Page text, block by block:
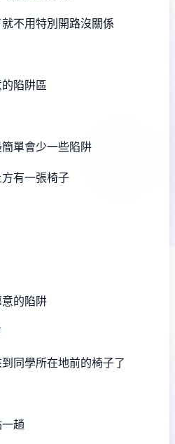
不用特別開路沒關係
陷阱區
單會少一些陷阱
有一張椅子
的陷阱
同學所在地前的椅子了
趟